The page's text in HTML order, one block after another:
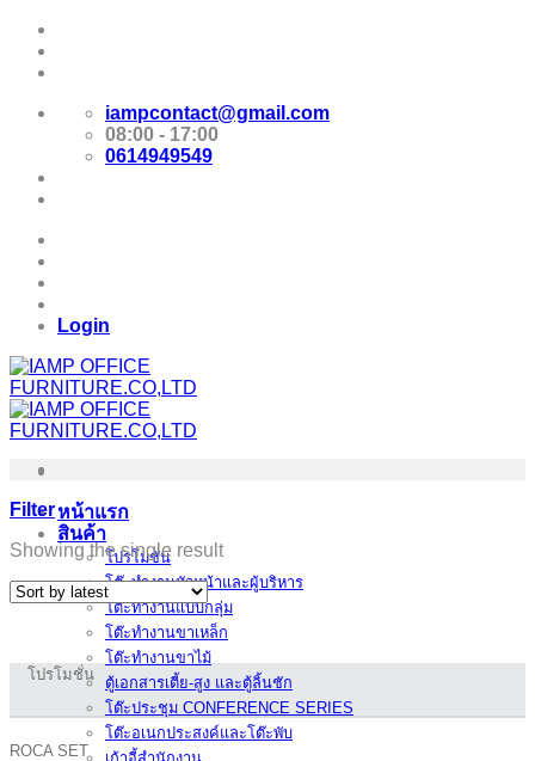
Skip
content
iampcontact@gmail.com
08:00 - 17:00
0614949549
Login
หน้าแรก
สินค้า
โปรโมชั่น
โต๊ะทำงานหัวหน้าและผู้บริหาร
โต๊ะทำงานแบบกลุ่ม
โต๊ะทำงานขาเหล็ก
โต๊ะทำงานขาไม้
ตู้เอกสารเตี้ย-สูง และตู้ลิ้นชัก
โต๊ะประชุม CONFERENCE SERIES
โต๊ะอเนกประสงค์และโต๊ะพับ
Filter
Showing the single result
โปรโมชั่น
ROCA SET